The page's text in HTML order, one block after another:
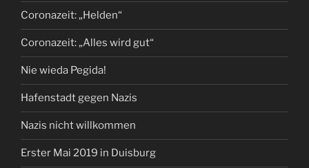
Coronazeit: „Helden“
Coronazeit: „Alles wird gut“
Nie wieda Pegida!
Hafenstadt gegen Nazis
Nazis nicht willkommen
Erster Mai 2019 in Duisburg